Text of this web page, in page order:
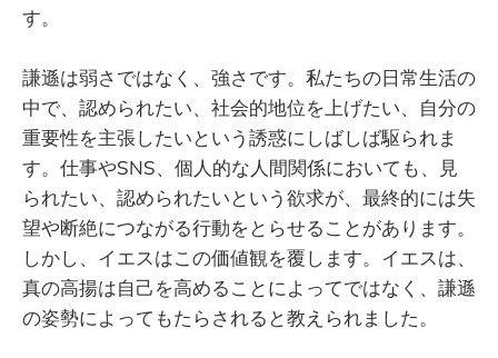
す。
謙遜は弱さではなく、強さです。私たちの日常生活の
中で、認められたい、社会的地位を上げたい、自分の
重要性を主張したいという誘惑にしばしば駆られま
す。仕事やSNS、個人的な人間関係においても、見
られたい、認められたいという欲求が、最終的には失
望や断絶につながる行動をとらせることがあります。
しかし、イエスはこの価値観を覆します。イエスは、
真の高揚は自己を高めることによってではなく、謙遜
の姿勢によってもたらされると教えられました。